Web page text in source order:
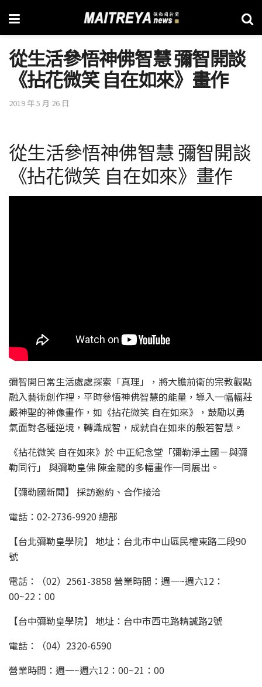
從生活參悟神佛智慧 彌智開談
《拈花微笑 自在如來》畫作
2019 年 5 月 26 日
從生活參悟神佛智慧 彌智開談
《拈花微笑 自在如來》畫作
彌智開日常生活處處探索「真理」，將大膽前衛的宗教觀點
融入藝術創作裡，平時參悟神佛智慧的能量，導入一幅幅莊
嚴神聖的神像畫作，如《拈花微笑 自在如來》，鼓勵以勇
氣面對各種逆境，轉識成智，成就自在如來的般若智慧。
《拈花微笑 自在如來》於 中正紀念堂「彌勒淨土國－與彌
勒同行」 與彌勒皇佛 陳金龍的多幅畫作一同展出。
【彌勒國新聞】 採訪邀約、合作接洽
電話：02-2736-9920 總部
【台北彌勒皇學院】 地址：台北市中山區民權東路二段90
號
電話：（02）2561-3858 營業時間：週一~週六12：
00~22：00
【台中彌勒皇學院】 地址：台中市西屯路精誠路2號
電話：（04）2320-6590
營業時間：週一~週六12：00~21：00